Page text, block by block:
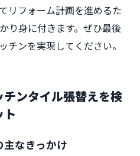
リフォーム計画を進めるた
り身に付きます。ぜひ最後
チンを実現してください。
ンタイル張替えを検
なきっかけ